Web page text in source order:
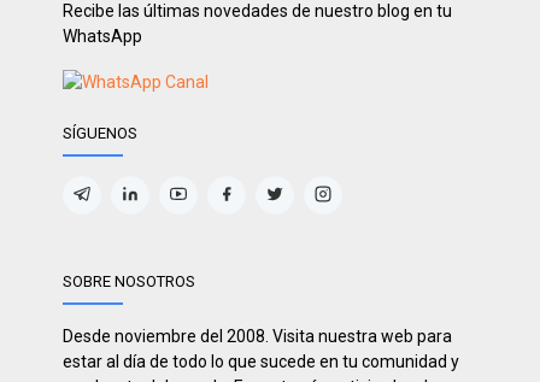
Recibe las últimas novedades de nuestro blog en tu
WhatsApp
SÍGUENOS
SOBRE NOSOTROS
Desde noviembre del 2008. Visita nuestra web para
estar al día de todo lo que sucede en tu comunidad y